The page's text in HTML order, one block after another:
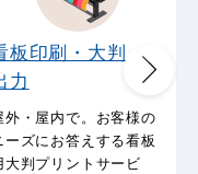
板印刷・大判
力
外・屋内で。お客様の
ーズにお答えする看板
大判プリントサービ